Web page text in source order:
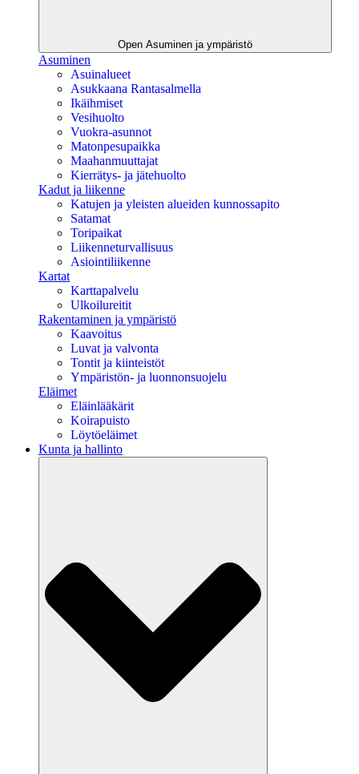
Open Asuminen ja ympäristö
Asuminen
Asuinalueet
Asukkaana Rantasalmella
Ikäihmiset
Vesihuolto
Vuokra-asunnot
Matonpesupaikka
Maahanmuuttajat
Kierrätys- ja jätehuolto
Kadut ja liikenne
Katujen ja yleisten alueiden kunnossapito
Satamat
Toripaikat
Liikenneturvallisuus
Asiointiliikenne
Kartat
Karttapalvelu
Ulkoilureitit
Rakentaminen ja ympäristö
Kaavoitus
Luvat ja valvonta
Tontit ja kiinteistöt
Ympäristön- ja luonnonsuojelu
Eläimet
Eläinlääkärit
Koirapuisto
Löytöeläimet
Kunta ja hallinto